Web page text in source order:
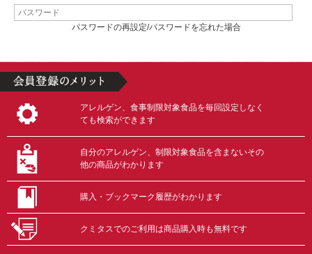
パスワードの再設定/パスワードを忘れた場合
アレルゲン、食事制限対象食品を毎回設定しなく
ても検索ができます
自分のアレルゲン、制限対象食品を含まないその
他の商品がわかります
購入・ブックマーク履歴がわかります
クミタスでのご利用は商品購入時も無料です